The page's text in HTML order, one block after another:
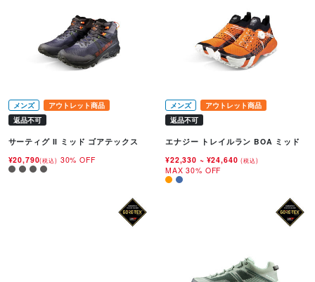
メンズ
アウトレット商品
返品不可
サーティグ II ミッド ゴアテックス
¥20,790(税込) 30% OFF
メンズ
アウトレット商品
返品不可
エナジー トレイルラン BOA ミッド
¥22,330 ~ ¥24,640(税込)
MAX 30% OFF